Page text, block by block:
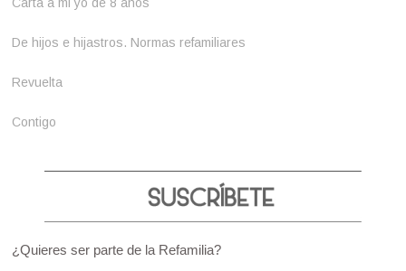
De hijos e hijastros. Normas refamiliares
Revuelta
Contigo
¿Quieres ser parte de la Refamilia?